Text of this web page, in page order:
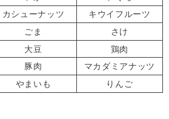
カシューナッツ
キウイフルーツ
ごま
さけ
大豆
鶏肉
豚肉
マカダミアナッツ
やまいも
りんご